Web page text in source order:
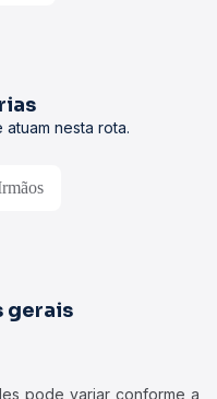
nesta rota.
gerais
pode variar conforme a